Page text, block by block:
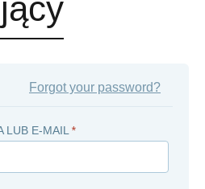
Forgot your password?
LUB E-MAIL *